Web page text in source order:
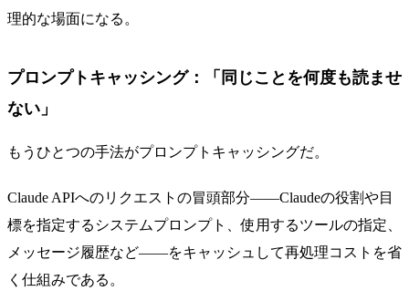
理的な場面になる。
プロンプトキャッシング：「同じことを何度も読ませ
ない」
もうひとつの手法がプロンプトキャッシングだ。
Claude APIへのリクエストの冒頭部分——Claudeの役割や目
標を指定するシステムプロンプト、使用するツールの指定、
メッセージ履歴など——をキャッシュして再処理コストを省
く仕組みである。